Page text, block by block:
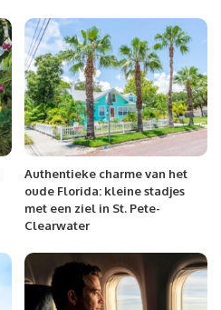
Authentieke charme van het
oude Florida: kleine stadjes
met een ziel in St. Pete-
Clearwater